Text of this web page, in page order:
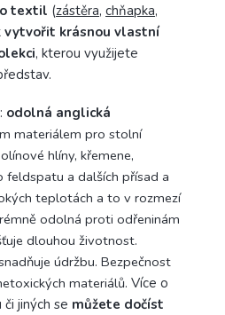
textil (zástěra, chňapka,
vytvořit krásnou vlastní
, kterou využijete
odolná anglická
materiálem pro stolní
hlíny, křemene,
feldspatu a dalších přísad a
teplotách a to v rozmezí
odolná proti odřeninám
dlouhou životnost.
údržbu. Bezpečnost
materiálů. Více o
jiných se můžete dočíst